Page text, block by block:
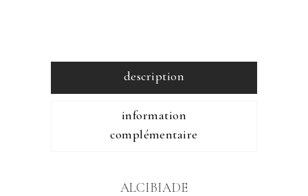
description
information
complémentaire
ALCIBIADE